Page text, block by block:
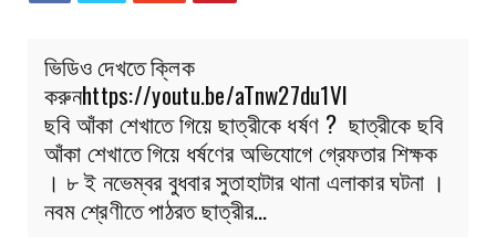
ভিডিও দেখতে ক্লিক
করুনhttps://youtu.be/aTnw27du1VI
ছবি আঁকা শেখাতে গিয়ে ছাত্রীকে ধর্ষণ ? ছাত্রীকে ছবি
আঁকা শেখাতে গিয়ে ধর্ষণের অভিযোগে গ্রেফতার শিক্ষক
। ৮ ই নভেম্বর বুধবার সুতাহাটার থানা এলাকার ঘটনা ।
নবম শ্রেণীতে পাঠরত ছাত্রীর…